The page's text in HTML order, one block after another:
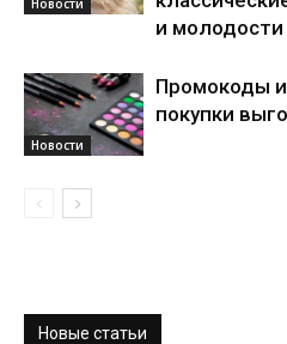
и молодости
Новости
Промокоды
покупки
Новые статьи